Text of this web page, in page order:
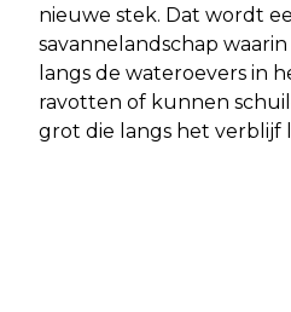
nieuwe stek. Dat wordt
savannelandschap
langs de wateroevers in
ravotten of kunnen
grot die langs het verblijf